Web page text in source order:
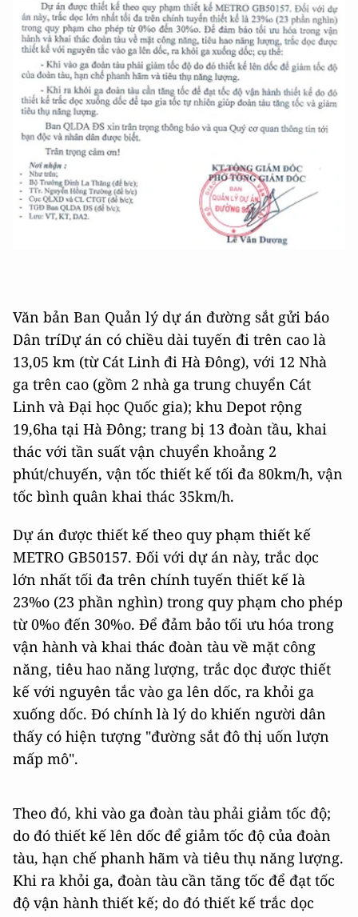
Văn bản Ban Quản lý dự án đường sắt gửi báo
Dân tríDự án có chiều dài tuyến đi trên cao là
13,05 km (từ Cát Linh đi Hà Đông), với 12 Nhà
ga trên cao (gồm 2 nhà ga trung chuyển Cát
Linh và Đại học Quốc gia); khu Depot rộng
19,6ha tại Hà Đông; trang bị 13 đoàn tầu, khai
thác với tần suất vận chuyển khoảng 2
phút/chuyến, vận tốc thiết kế tối đa 80km/h, vận
tốc bình quân khai thác 35km/h.
Dự án được thiết kế theo quy phạm thiết kế
METRO GB50157. Đối với dự án này, trắc dọc
lớn nhất tối đa trên chính tuyến thiết kế là
23%o­ (23 phần nghìn) trong quy phạm cho phép
từ 0%o­ đến 30%o. ­Để đảm bảo tối ưu hóa trong
vận hành và khai thác đoàn tàu về mặt công
năng, tiêu hao năng lượng, trắc dọc được thiết
kế với nguyên tắc vào ga lên dốc, ra khỏi ga
xuống dốc. Đó chính là lý do khiến người dân
thấy có hiện tượng "đường sắt đô thị uốn lượn
mấp mô".
Theo đó, khi vào ga đoàn tàu phải giảm tốc độ;
do đó thiết kế lên dốc để giảm tốc độ của đoàn
tàu, hạn chế phanh hãm và tiêu thụ năng lượng.
Khi ra khỏi ga, đoàn tàu cần tăng tốc để đạt tốc
độ vận hành thiết kế; do đó thiết kế trắc dọc